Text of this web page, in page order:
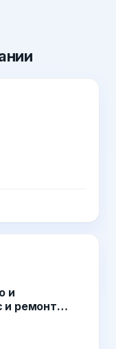
и
и ремонт